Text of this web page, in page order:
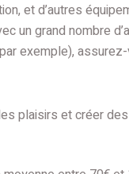
et d’autres
un grand nombre
exemple),
plaisirs et créer